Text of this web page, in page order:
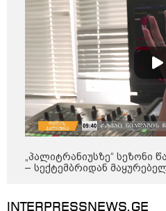
16:22 /
"აი,
ნიკა
კატეგორიის ყველა
„პალიტრანიუსზე“ სეზონი
– სექტემბრიდან
INTERPRESSNEWS.GE